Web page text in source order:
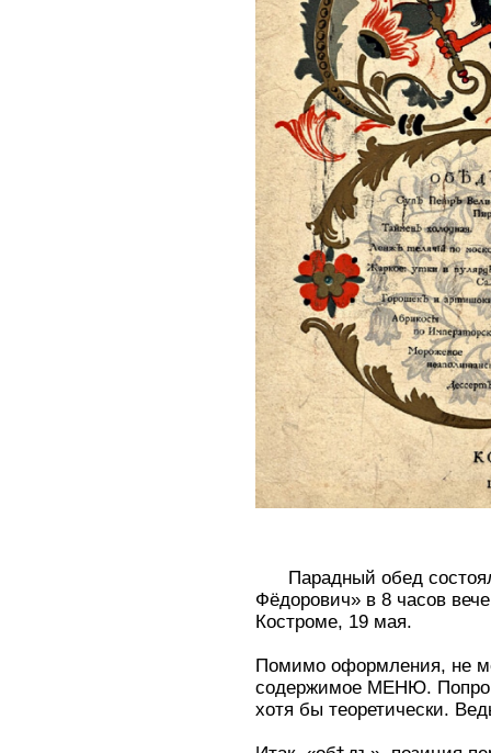
Парадный обед
Фёдорович» в 8 часов
Костроме, 19 мая.
Помимо оформления, не
содержимое МЕНЮ.
хотя бы теоретически.